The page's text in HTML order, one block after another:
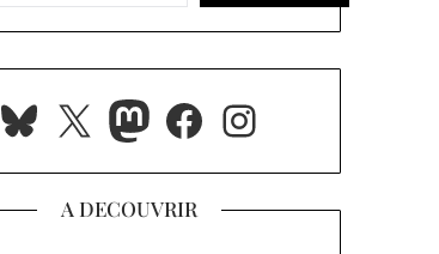
Bluesky
X Mastodon
Facebook
Instagram
A DECOUVRIR